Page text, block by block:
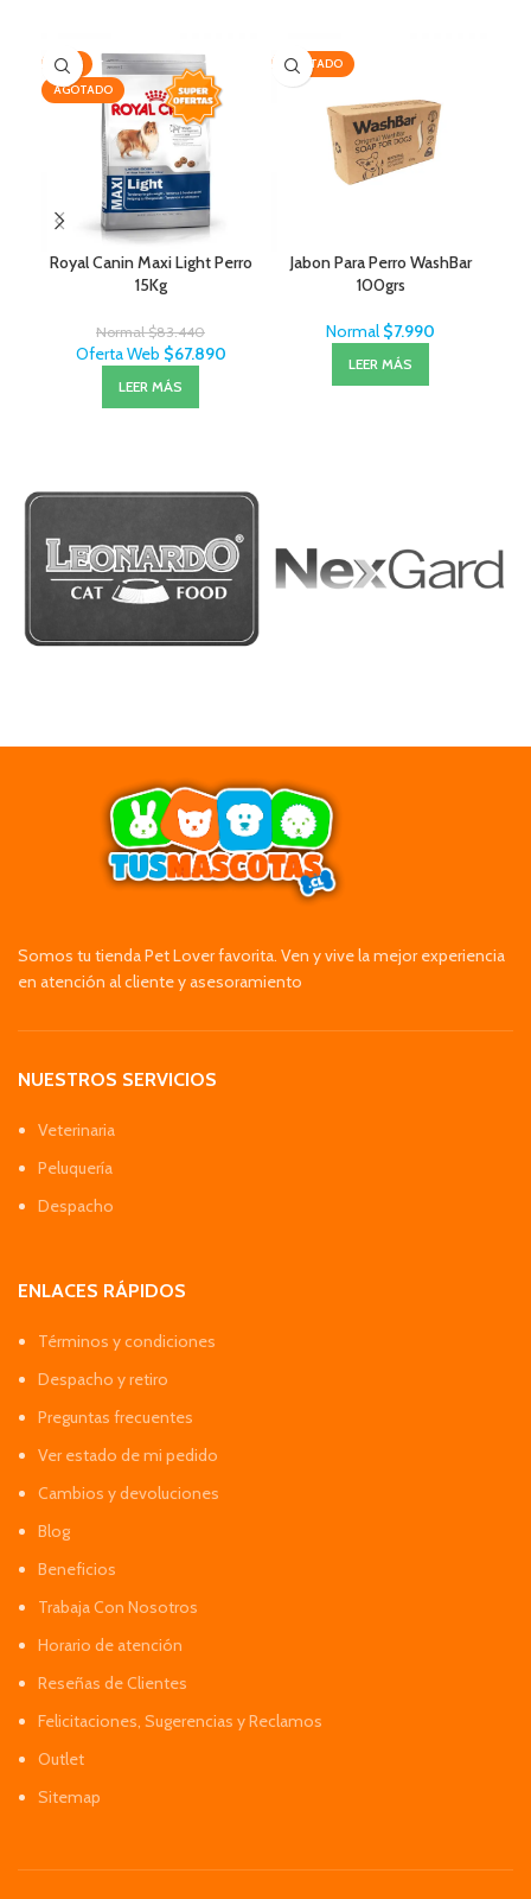
-19%
AGOTADO
Royal Canin Maxi Light Perro
15Kg
Normal$83.440
Oferta Web $67.890
LEER MÁS
AGOTADO
Jabon Para Perro WashBar
100grs
Normal $7.990
LEER MÁS
Somos tu tienda Pet Lover favorita. Ven y vive la mejor experiencia
en atención al cliente y asesoramiento
NUESTROS SERVICIOS
Veterinaria
Peluquería
Despacho
ENLACES RÁPIDOS
Términos y condiciones
Despacho y retiro
Preguntas frecuentes
Ver estado de mi pedido
Cambios y devoluciones
Blog
Beneficios
Trabaja Con Nosotros
Horario de atención
Reseñas de Clientes
Felicitaciones, Sugerencias y Reclamos
Outlet
Sitemap